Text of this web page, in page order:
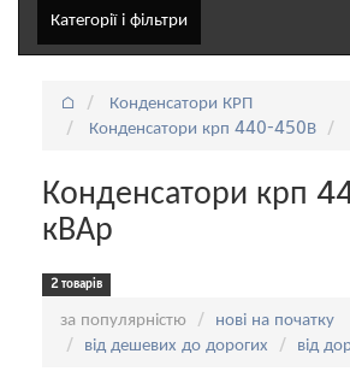
Категорії і фільтри
⌂
Конденсатори КРП
Конденсатори крп 440-450В
Конденсатори крп
кВАр
2 товарів
за популярністю
нові на початку
від дешевих до дорогих
від